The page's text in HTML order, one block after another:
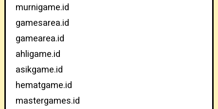
murnigame.id
gamesarea.id
gamearea.id
ahligame.id
asikgame.id
hematgame.id
mastergames.id